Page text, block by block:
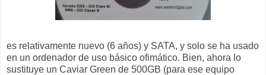
es relativamente nuevo (6 años) y SATA, y solo se ha usado
en un ordenador de uso básico ofimático. Bien, ahora lo
sustituye un Caviar Green de 500GB (para ese equipo